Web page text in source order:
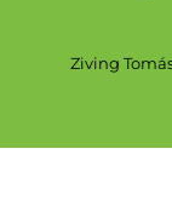
Ziving